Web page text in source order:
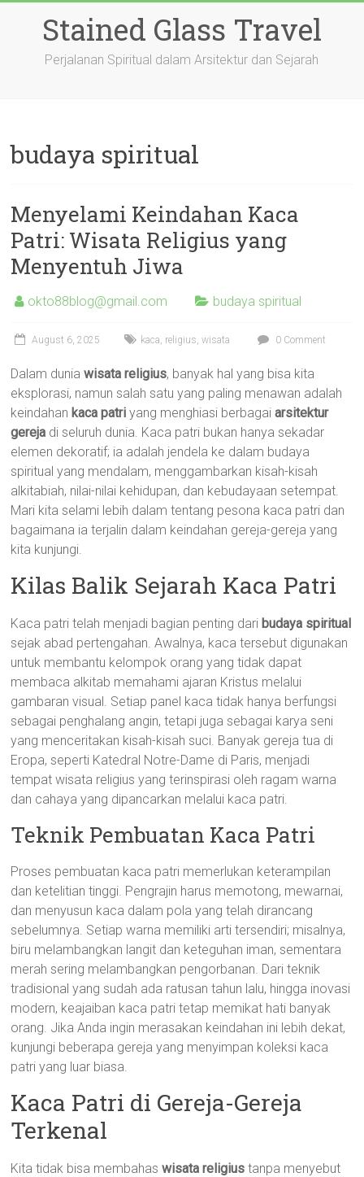
Stained Glass Travel
Perjalanan Spiritual dalam Arsitektur dan Sejarah
budaya spiritual
Menyelami Keindahan Kaca
Patri: Wisata Religius yang
Menyentuh Jiwa
okto88blog@gmail.com budaya spiritual
August 6, 2025 kaca, religius,wisata 0 Comment
Dalam duniawisata religius, banyak hal yang bisa kita
eksplorasi, namun salah satu yang paling menawan adalah
keindahan kaca patri yang menghiasi berbagaiarsitektur
gereja di seluruh dunia. Kaca patri bukan hanya sekadar
elemen dekoratif; ia adalah jendela ke dalam budaya
spiritual yang mendalam, menggambarkan kisah-kisah
alkitabiah, nilai-nilai kehidupan, dan kebudayaan setempat.
Mari kita selami lebih dalam tentang pesona kaca patri dan
bagaimana ia terjalin dalam keindahan gereja-gereja yang
kita kunjungi.
Kilas Balik Sejarah Kaca Patri
Kaca patri telah menjadi bagian penting dari budaya spiritual
sejak abad pertengahan. Awalnya, kaca tersebut digunakan
untuk membantu kelompok orang yang tidak dapat
membaca alkitab memahami ajaran Kristus melalui
gambaran visual. Setiap panel kaca tidak hanya berfungsi
sebagai penghalang angin, tetapi juga sebagai karya seni
yang menceritakan kisah-kisah suci. Banyak gereja tua di
Eropa, seperti Katedral Notre-Dame di Paris, menjadi
tempat wisata religius yang terinspirasi oleh ragam warna
dan cahaya yang dipancarkan melalui kaca patri.
Teknik Pembuatan Kaca Patri
Proses pembuatan kaca patri memerlukan keterampilan
dan ketelitian tinggi. Pengrajin harus memotong, mewarnai,
dan menyusun kaca dalam pola yang telah dirancang
sebelumnya. Setiap warna memiliki arti tersendiri; misalnya,
biru melambangkan langit dan keteguhan iman, sementara
merah sering melambangkan pengorbanan. Dari teknik
tradisional yang sudah ada ratusan tahun lalu, hingga inovasi
modern, keajaiban kaca patri tetap memikat hati banyak
orang. Jika Anda ingin merasakan keindahan ini lebih dekat,
kunjungi beberapa gereja yang menyimpan koleksi kaca
patri yang luar biasa.
Kaca Patri di Gereja-Gereja
Terkenal
Kita tidak bisa membahaswisata religius tanpa menyebut